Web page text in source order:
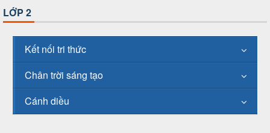
LỚP 2
Kết nối tri thức
Chân trời sáng tạo
Cánh diều